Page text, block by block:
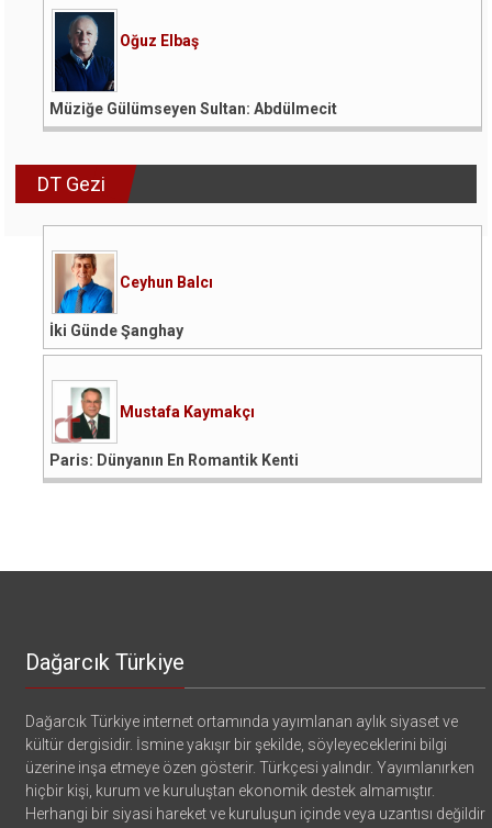
Oğuz Elbaş
Müziğe Gülümseyen Sultan: Abdülmecit
DT Gezi
Ceyhun Balcı
İki Günde Şanghay
Mustafa Kaymakçı
Paris: Dünyanın En Romantik Kenti
Dağarcık Türkiye
Dağarcık Türkiye internet ortamında yayımlanan aylık siyaset ve
kültür dergisidir. İsmine yakışır bir şekilde, söyleyeceklerini bilgi
üzerine inşa etmeye özen gösterir. Türkçesi yalındır. Yayımlanırken
hiçbir kişi, kurum ve kuruluştan ekonomik destek almamıştır.
Herhangi bir siyasi hareket ve kuruluşun içinde veya uzantısı değildir